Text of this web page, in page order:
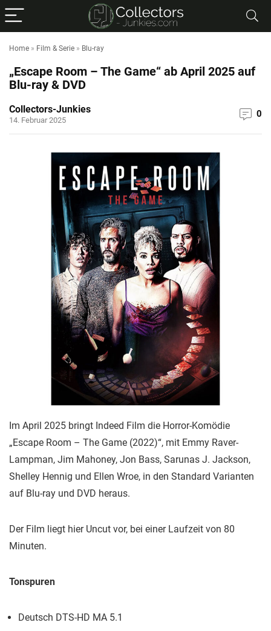
Home » Film & Serie » Blu-ray
„Escape Room – The Game“ ab April 2025 auf
Blu-ray & DVD
Collectors-Junkies
14. Februar 2025
0
Im April 2025 bringt Indeed Film die Horror-Komödie
„Escape Room – The Game (2022)“, mit Emmy Raver-
Lampman, Jim Mahoney, Jon Bass, Sarunas J. Jackson,
Shelley Hennig und Ellen Wroe, in den Standard Varianten
auf Blu-ray und DVD heraus.
Der Film liegt hier Uncut vor, bei einer Laufzeit von 80
Minuten.
Tonspuren
Deutsch DTS-HD MA 5.1